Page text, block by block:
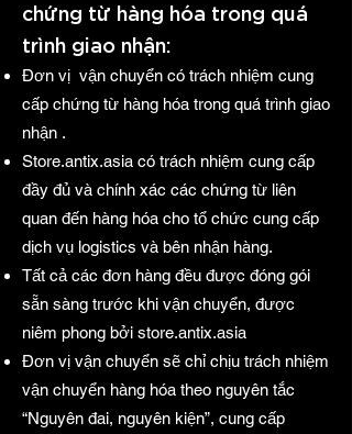
chứng từ hàng hóa trong quá
trình giao nhận:
Đơn vị vận chuyển có trách nhiệm cung
cấp chứng từ hàng hóa trong quá trình giao
nhận .
Store.antix.asia có trách nhiệm cung cấp
đầy đủ và chính xác các chứng từ liên
quan đến hàng hóa cho tổ chức cung cấp
dịch vụ logistics và bên nhận hàng.
Tất cả các đơn hàng đều được đóng gói
sẵn sàng trước khi vận chuyển, được
niêm phong bởi store.antix.asia
Đơn vị vận chuyển sẽ chỉ chịu trách nhiệm
vận chuyển hàng hóa theo nguyên tắc
“Nguyên đai, nguyên kiện”, cung cấp